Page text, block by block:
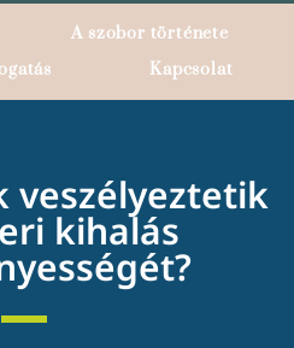
A szobor története
Kapcsolat
veszélyeztetik
kihalás